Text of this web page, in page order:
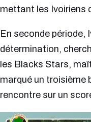
mettant les Ivoiriens
En seconde période,
détermination,
les Blacks Stars,
marqué un troisième
rencontre sur un